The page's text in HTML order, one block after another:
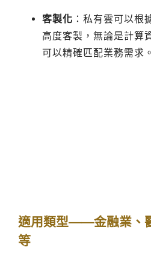
客製化 ：私有雲可以根
高度客製，無論是計算
可以精確匹配業務需求。
適用類型——金融業、
等